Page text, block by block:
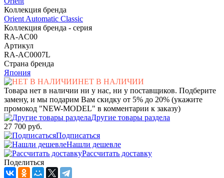
Коллекция бренда
Orient Automatic Classic
Коллекция бренда - серия
RA-AC00
Артикул
RA-AC0007L
Страна бренда
Япония
НЕТ В НАЛИЧИИ
Товара нет в наличии ни у нас, ни у поставщиков. Подберите
замену, и мы подарим Вам скидку от 5% до 20% (укажите
промокод "NEW-MODEL" в комментарии к заказу)
Другие товары раздела
27 700 руб.
Подписаться
Нашли дешевле
Рассчитать доставку
Поделиться